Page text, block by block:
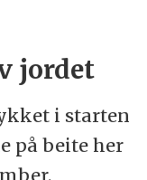
jordet
i starten
på beite her